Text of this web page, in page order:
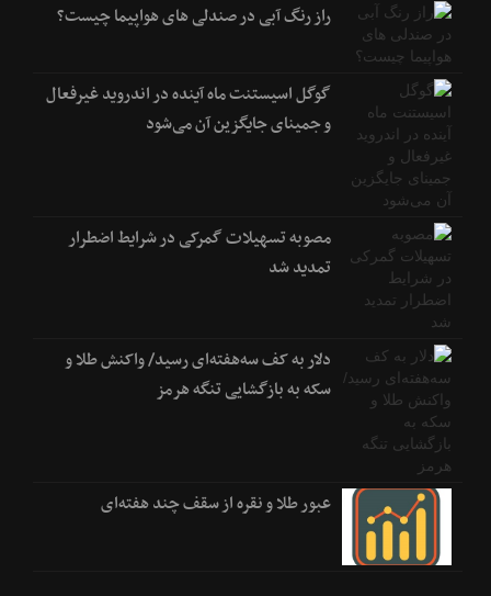
راز رنگ آبی در صندلی های هواپیما چیست؟
گوگل اسیستنت ماه آینده در اندروید غیرفعال
و جمینای جایگزین آن می‌شود
مصوبه تسهیلات گمرکی در شرایط اضطرار
تمدید شد
دلار به کف سه‌هفته‌ای رسید/ واکنش طلا و
سکه به بازگشایی تنگه هرمز
عبور طلا و نقره از سقف چند هفته‌ای